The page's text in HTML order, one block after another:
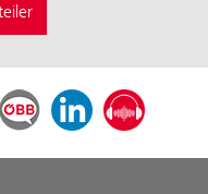
ÖBB Corporate Blog
LinkedInPodcast